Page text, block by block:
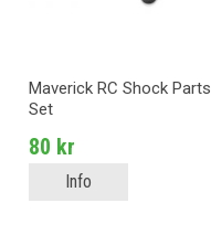
Maverick RC Shock Parts
Set
80 kr
Info